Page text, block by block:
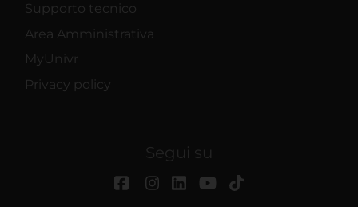
Supporto tecnico
Area Amministrativa
MyUnivr
Privacy policy
Segui su